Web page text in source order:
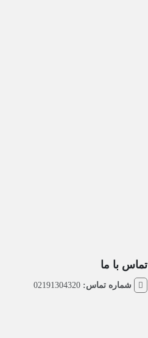
تماس با ما
شماره تماس: 02191304320